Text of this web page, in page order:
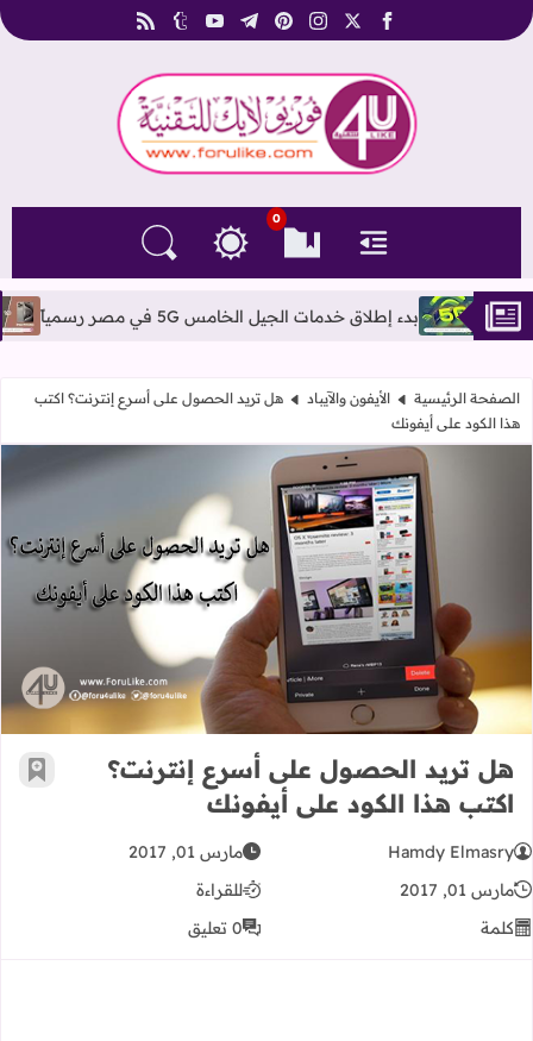
facebook
x
instagram
pinterest
telegram
youtube
tumblr
rss
فوريو لايك للتقنية
القائمة
0
العلامات المرجعيةالتغيير بين الوضع النهاري والداكن
البحث في المدونة
بدء إطلاق خدمات الجيل الخامس 5G في مصر رسمياً المقارنة
الصفحة الرئيسية الأيفون والآيباد
هل تريد الحصول على أسرع إنترنت؟ اكتب
هذا الكود على أيفونك
هل تريد الحصول على أسرع إنترنت؟
هل تريد الحصول على أسرع إنترنت؟
اكتب هذا الكود على أيفونك
أضف
Hamdy Elmasry
مارس 01, 2017
مارس 01, 2017
للقراءة
كلمة
0 تعليق